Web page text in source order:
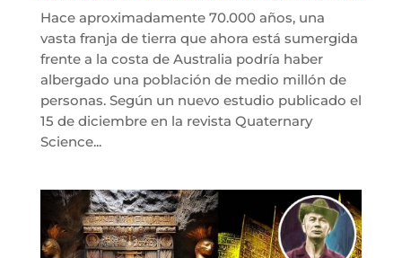
Hace aproximadamente 70.000 años, una
vasta franja de tierra que ahora está sumergida
frente a la costa de Australia podría haber
albergado una población de medio millón de
personas. Según un nuevo estudio publicado el
15 de diciembre en la revista Quaternary
Science...